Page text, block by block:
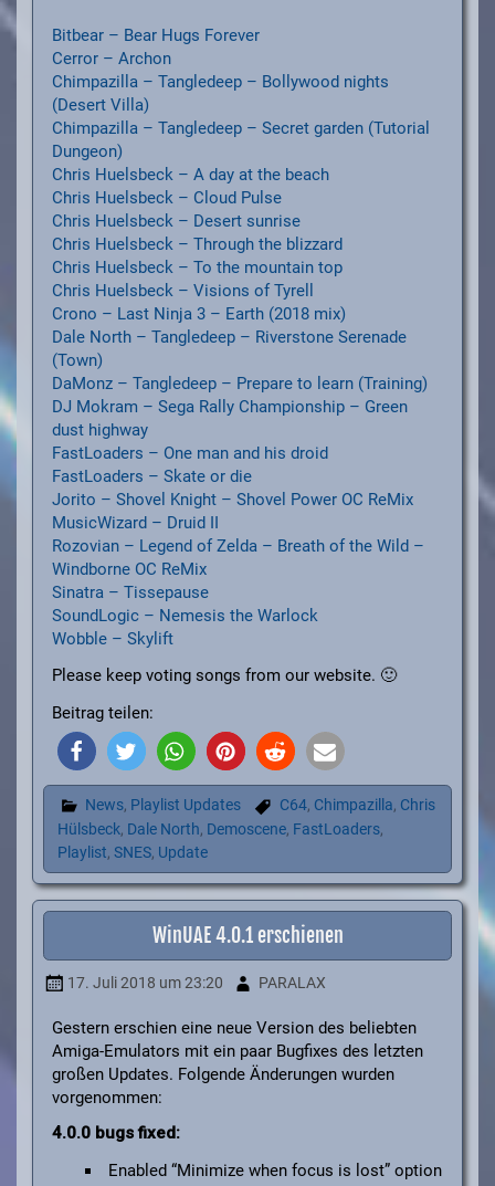
Bitbear – Bear Hugs Forever
Cerror – Archon
Chimpazilla – Tangledeep – Bollywood nights
(Desert Villa)
Chimpazilla – Tangledeep – Secret garden (Tutorial
Dungeon)
Chris Huelsbeck – A day at the beach
Chris Huelsbeck – Cloud Pulse
Chris Huelsbeck – Desert sunrise
Chris Huelsbeck – Through the blizzard
Chris Huelsbeck – To the mountain top
Chris Huelsbeck – Visions of Tyrell
Crono – Last Ninja 3 – Earth (2018 mix)
Dale North – Tangledeep – Riverstone Serenade
(Town)
DaMonz – Tangledeep – Prepare to learn (Training)
DJ Mokram – Sega Rally Championship – Green
dust highway
FastLoaders – One man and his droid
FastLoaders – Skate or die
Jorito – Shovel Knight – Shovel Power OC ReMix
MusicWizard – Druid II
Rozovian – Legend of Zelda – Breath of the Wild –
Windborne OC ReMix
Sinatra – Tissepause
SoundLogic – Nemesis the Warlock
Wobble – Skylift
Please keep voting songs from our website. 🙂
Beitrag teilen:
News, Playlist Updates C64, Chimpazilla, Chris
Hülsbeck, Dale North, Demoscene, FastLoaders,
Playlist, SNES, Update
WinUAE 4.0.1 erschienen
17. Juli 2018 um 23:20 PARALAX
Gestern erschien eine neue Version des beliebten
Amiga-Emulators mit ein paar Bugfixes des letzten
großen Updates. Folgende Änderungen wurden
vorgenommen:
4.0.0 bugs fixed:
Enabled “Minimize when focus is lost” option